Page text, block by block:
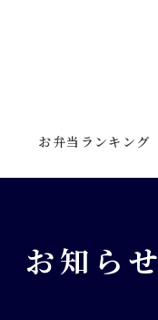
お弁当ランキング
お知らせ